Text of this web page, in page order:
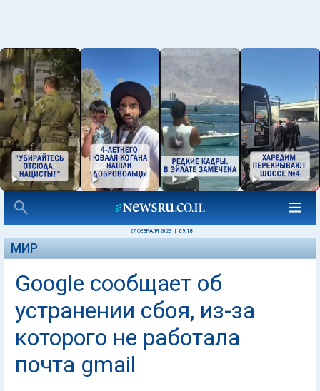
27 ФЕВРАЛЯ 2023 09:18
МИР
Google сообщает об
устранении сбоя, из-за
которого не работала
почта gmail